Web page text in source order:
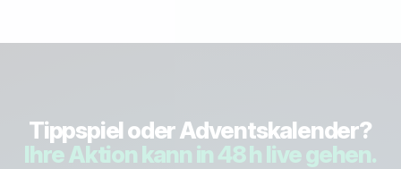
Tippspiel oder Adventskalender?
Ihre Aktion kann in 48 h live gehen.